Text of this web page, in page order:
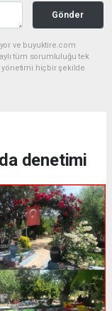
Gönder
ve buyuktire.com
tüm sorumluluğu tek
yönetimi hiçbir şekilde
denetimi